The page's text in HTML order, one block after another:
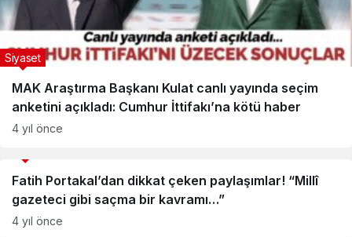
MAK Araştırma Başkanı Kulat canlı yayında seçim
anketini açıkladı: Cumhur İttifakı’na kötü haber
Siyaset
4 yıl önce
Fatih Portakal’dan dikkat çeken paylaşımlar! “Millî
gazeteci gibi saçma bir kavramı…”
4 yıl önce